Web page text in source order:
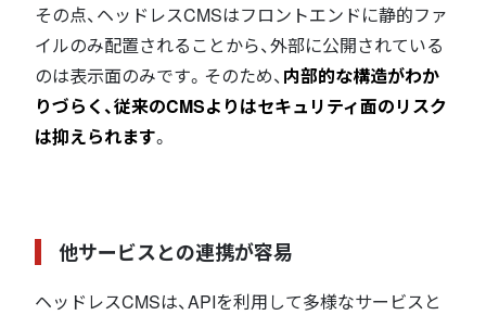
その点、ヘッドレスCMSはフロントエンドに静的ファ
イルのみ配置されることから、外部に公開されている
のは表示面のみです。そのため、内部的な構造がわか
りづらく、従来のCMSよりはセキュリティ面のリスク
は抑えられます。
他サービスとの連携が容易
ヘッドレスCMSは、APIを利用して多様なサービスと